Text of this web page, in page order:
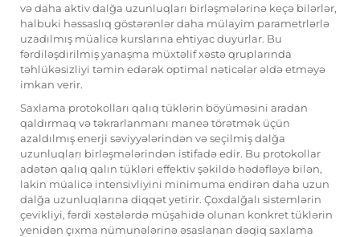
və daha aktiv dalğa uzunluqları birləşmələrinə keçə bilərlər,
halbuki həssaslıq göstərənlər daha mülayim parametrlərlə
uzadılmış müalicə kurslarına ehtiyac duyurlar. Bu
fərdiləşdirilmiş yanaşma müxtəlif xəstə qruplarında
təhlükəsizliyi təmin edərək optimal nəticələr əldə etməyə
imkan verir.
Saxlama protokolları qalıq tüklərin böyüməsini aradan
qaldırmaq və təkrarlanmanı maneə törətmək üçün
azaldılmış enerji səviyyələrindən və seçilmiş dalğa
uzunluqları birləşmələrindən istifadə edir. Bu protokollar
adətən qalıq qalın tükləri effektiv şəkildə hədəfləyə bilən,
lakin müalicə intensivliyini minimuma endirən daha uzun
dalğa uzunluqlarına diqqət yetirir. Çoxdalğalı sistemlərin
çevikliyi, fərdi xəstələrdə müşahidə olunan konkret tüklərin
yenidən çıxma nümunələrinə əsaslanan dəqiq saxlama